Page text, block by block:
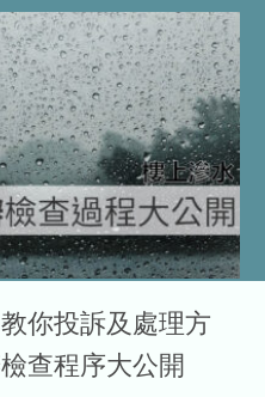
你投訴及處理方
查程序大公開